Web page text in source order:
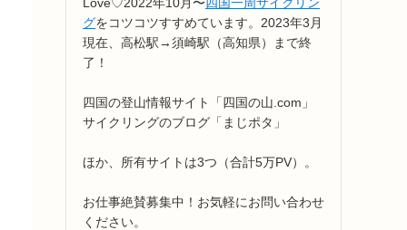
グをコツコツすすめています。2023年3月
現在、高松駅→須崎駅（高知県）まで終
了！
四国の登山情報サイト「四国の山.com」
サイクリングのブログ「まじポタ」
ほか、所有サイトは3つ（合計5万PV）。
お仕事絶賛募集中！お気軽にお問い合わせ
ください。